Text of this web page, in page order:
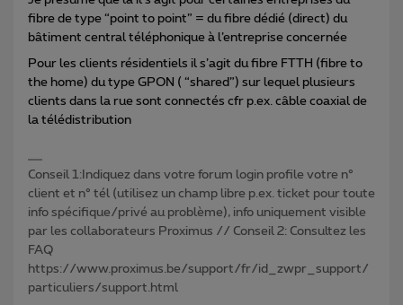
fibre de type “point to point” = du fibre dédié (direct) du
bâtiment central téléphonique à l’entreprise concernée
Pour les clients résidentiels il s’agit du fibre FTTH (fibre to
the home) du type GPON ( “shared”) sur lequel plusieurs
clients dans la rue sont connectés cfr p.ex. câble coaxial de
la télédistribution
Conseil 1:Indiquez dans votre forum login profile votre n°
client et n° tél (utilisez un champ libre p.ex. ticket pour toute
info spécifique/privé au problème), info uniquement visible
par les collaborateurs Proximus // Conseil 2: Consultez les
FAQ
https://www.proximus.be/support/fr/id_zwpr_support/
particuliers/support.html